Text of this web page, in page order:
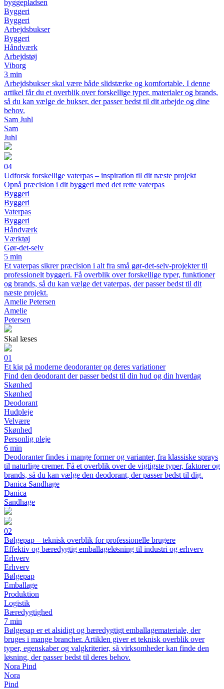
byggepladsen
Byggeri
Byggeri
Arbejdsbukser
Byggeri
Håndværk
Arbejdstøj
Viborg
3 min
Arbejdsbukser skal være både slidstærke og komfortable. I denne
artikel får du et overblik over forskellige typer, materialer og brands,
så du kan vælge de bukser, der passer bedst til dit arbejde og dine
behov.
Sam Juhl
Sam
Juhl
04
Udforsk forskellige vaterpas – inspiration til dit næste projekt
Opnå præcision i dit byggeri med det rette vaterpas
Byggeri
Byggeri
Vaterpas
Byggeri
Håndværk
Værktøj
Gør-det-selv
5 min
Et vaterpas sikrer præcision i alt fra små gør-det-selv-projekter til
professionelt byggeri. Få overblik over forskellige typer, funktioner
og brands, så du kan vælge det vaterpas, der passer bedst til dit
næste projekt.
Amelie Petersen
Amelie
Petersen
Skal læses
01
Et kig på moderne deodoranter og deres variationer
Find den deodorant der passer bedst til din hud og din hverdag
Skønhed
Skønhed
Deodorant
Hudpleje
Velvære
Skønhed
Personlig pleje
6 min
Deodoranter findes i mange former og varianter, fra klassiske sprays
til naturlige cremer. Få et overblik over de vigtigste typer, faktorer og
brands, så du kan vælge den deodorant, der passer bedst til dig.
Danica Sandhage
Danica
Sandhage
02
Bølgepap – teknisk overblik for professionelle brugere
Effektiv og bæredygtig emballageløsning til industri og erhverv
Erhverv
Erhverv
Bølgepap
Emballage
Produktion
Logistik
Bæredygtighed
7 min
Bølgepap er et alsidigt og bæredygtigt emballagemateriale, der
bruges i mange brancher. Artiklen giver et teknisk overblik over
typer, egenskaber og valgkriterier, så virksomheder kan finde den
løsning, der passer bedst til deres behov.
Nora Pind
Nora
Pind